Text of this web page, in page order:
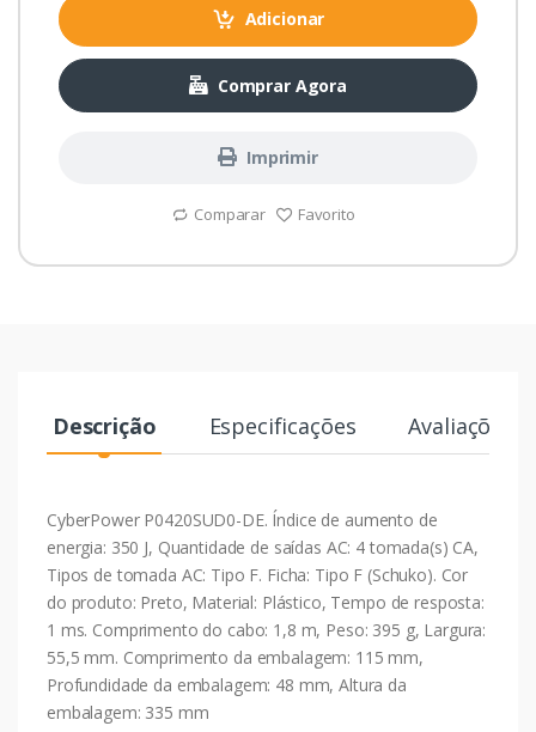
Adicionar
Comprar Agora
Imprimir
Comparar Favorito
Descrição Especificações Avaliações
CyberPower P0420SUD0-DE. Índice de aumento de
energia: 350 J, Quantidade de saídas AC: 4 tomada(s) CA,
Tipos de tomada AC: Tipo F. Ficha: Tipo F (Schuko). Cor
do produto: Preto, Material: Plástico, Tempo de resposta:
1 ms. Comprimento do cabo: 1,8 m, Peso: 395 g, Largura:
55,5 mm. Comprimento da embalagem: 115 mm,
Profundidade da embalagem: 48 mm, Altura da
embalagem: 335 mm